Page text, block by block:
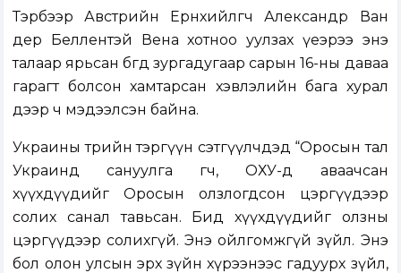
Тэрбээр Австрийн Ерөнхийлөгч Александр Ван
дер Беллентэй Вена хотноо уулзах үеэрээ энэ
талаар ярьсан бөгөөд зургадугаар сарын 16-ны даваа
гарагт болсон хамтарсан хэвлэлийн бага хурал
дээр ч мэдээлсэн байна.
Украины төрийн тэргүүн сэтгүүлчдэд “Оросын тал
Украинд сануулга өгч, ОХУ-д аваачсан
хүүхдүүдийг Оросын олзлогдсон цэргүүдээр
солих санал тавьсан. Бид хүүхдүүдийг олзны
цэргүүдээр солихгүй. Энэ ойлгомжгүй зүйл. Энэ
бол олон улсын эрх зүйн хүрээнээс гадуурх зүйл,